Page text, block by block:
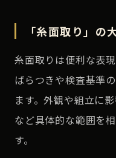
「糸面取り」の
糸面取りは便利な表
ばらつきや検査基準
ます。外観や組立に
など具体的な範囲を
す。